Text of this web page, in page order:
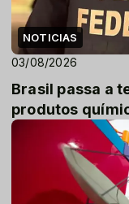
NOTICIAS
03/08/2026
Brasil passa a
produtos